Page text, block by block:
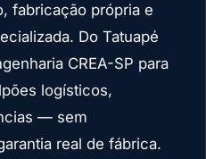
fabricação própria e
Do Tatuapé
CREA-SP para
logísticos,
— sem
real de fábrica.